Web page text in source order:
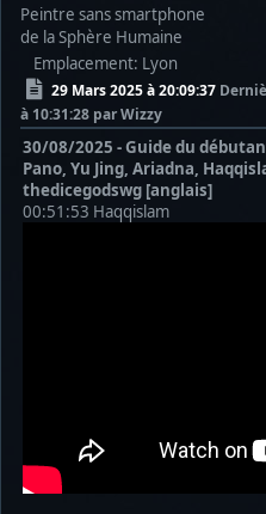
Peintre sans smartphone
de la Sphère Humaine
Emplacement: Lyon
29 Mars 2025 à 20:09:37
à 10:31:28 par Wizzy
30/08/2025 - Guide du
Pano, Yu Jing, Ariadna,
thedicegodswg [anglais]
00:51:53 Haqqislam